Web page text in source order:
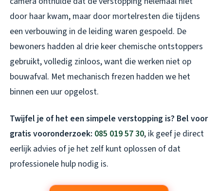
door haar kwam, maar door mortelresten die tijdens
een verbouwing in de leiding waren gespoeld. De
bewoners hadden al drie keer chemische ontstoppers
gebruikt, volledig zinloos, want die werken niet op
bouwafval. Met mechanisch frezen hadden we het
binnen een uur opgelost.
Twijfel je of het een simpele verstopping is? Bel voor
gratis vooronderzoek: 085 019 57 30, ik geef je direct
eerlijk advies of je het zelf kunt oplossen of dat
professionele hulp nodig is.